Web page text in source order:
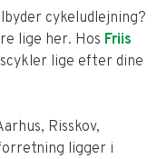
cykeludlejning?
lige her. Hos Friis
lige efter dine
Risskov,
ligger i